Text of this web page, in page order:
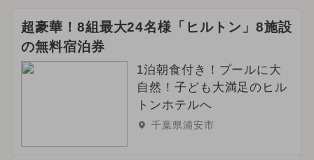
超豪華！8組最大24名様「ヒルトン」8施設
の無料宿泊券
1泊朝食付き！プールに大
自然！子ども大満足のヒル
トンホテルへ
千葉県浦安市